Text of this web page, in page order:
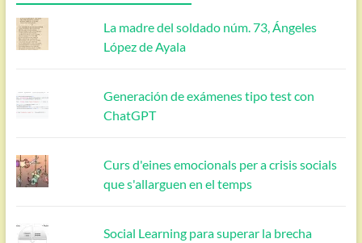
La madre del soldado núm. 73, Ángeles
López de Ayala
Generación de exámenes tipo test con
ChatGPT
Curs d'eines emocionals per a crisis socials
que s'allarguen en el temps
Social Learning para superar la brecha